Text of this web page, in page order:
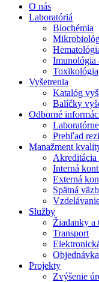
O nás
Laboratóriá
Biochémia
Imunológia
Toxikológia
Vyšetrenia
Katalóg
Balíčky
Odborné
Prehľad
Manažment
Akreditácia
Interná
Externá
Spätná
Služby
Žiadanky a
Transport
Projekty
Zvýšenie